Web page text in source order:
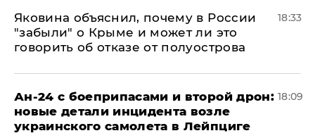
Яковина объяснил, почему в России
"забыли" о Крыме и может ли это
говорить об отказе от полуострова
18:33
Ан-24 с боеприпасами и второй дрон:
новые детали инцидента возле
украинского самолета в Лейпциге
18:09